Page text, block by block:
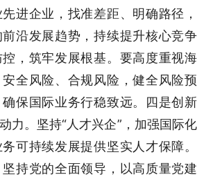
进企业，找准差距、明确路径，
沿发展趋势，持续提升核心竞争
，筑牢发展根基。要高度重视海
全风险、合规风险，健全风险预
保国际业务行稳致远。四是创新
力。坚持“人才兴企”，加强国际化
可持续发展提供坚实人才保障。
持党的全面领导，以高质量党建